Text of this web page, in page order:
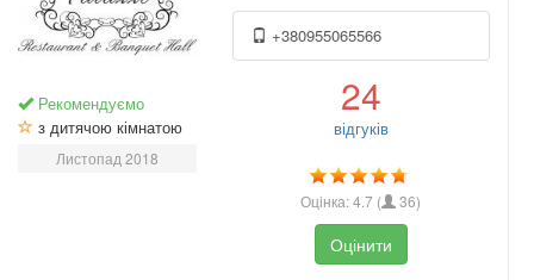
Рекомендуємо
з дитячою кімнатою
Листопад 2018
+380955065566
24
відгуків
Оцінка:4.7 ( 36)
Оцінити